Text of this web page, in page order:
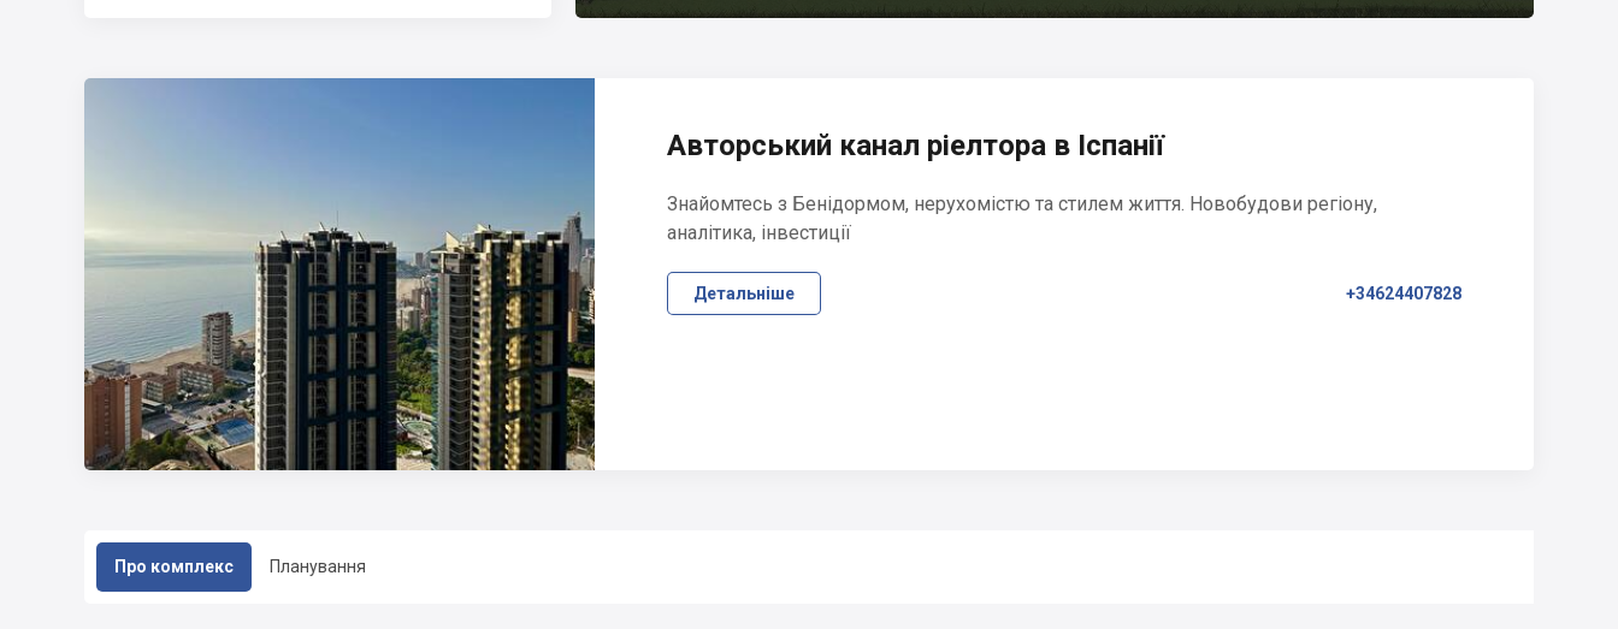
Про комплекс Планування
Авторський канал ріелтора в Іспанії
Знайомтесь з Бенідормом, нерухомістю та стилем життя. Новобудови регіону,
аналітика, інвестиції
Детальніше +34624407828